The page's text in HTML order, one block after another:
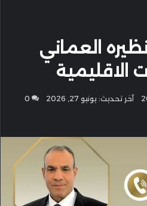
العماني
الاقليمية
آخر تحديث: يونيو 27, 2026 0